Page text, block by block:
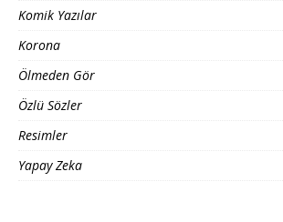
Komik Yazılar
Korona
Ölmeden Gör
Özlü Sözler
Resimler
Yapay Zeka